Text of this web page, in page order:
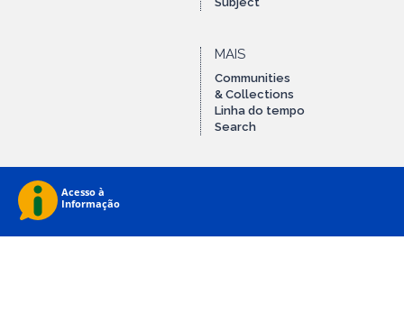
MAIS
Communities
& Collections
Linha do tempo
Search